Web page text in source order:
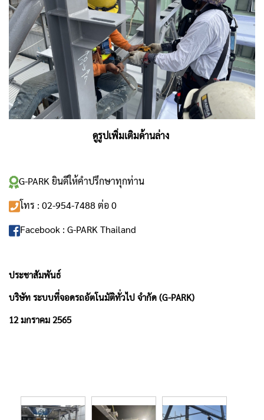
ดูรูปเพิ่มเติมด้านล่าง
G-PARK ยินดีให้คำปรึกษาทุกท่าน
โทร : 02-954-7488 ต่อ 0
Facebook :G-PARK Thailand
ประชาสัมพันธ์
บริษัท ระบบที่จอดรถอัตโนมัติทั่วไป จำกัด (G-PARK)
12 มกราคม 2565